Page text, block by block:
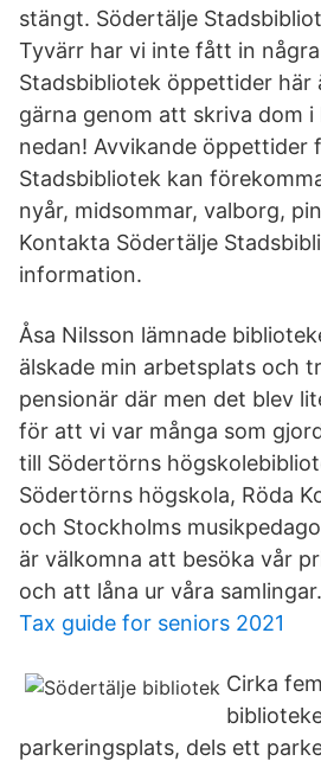
stängt. Södertälje
Tyvärr har vi inte fått in
Stadsbibliotek öppettider här
gärna genom att skriva dom
nedan! Avvikande öppettider
Stadsbibliotek kan
nyår, midsommar, valborg,
Kontakta Södertälje
information.
Åsa Nilsson lämnade
älskade min arbetsplats och
pensionär där men det blev
för att vi var många som
till Södertörns
Södertörns högskola, Röda
och Stockholms
är välkomna att besöka vår
och att låna ur våra samlingar.
Tax guide for seniors 2021
Cirka
parkeringsplats, dels ett